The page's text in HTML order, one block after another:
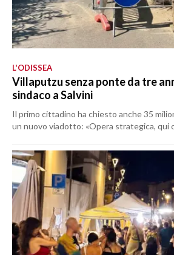
L'ODISSEA
Villaputzu senza ponte da tre
sindaco a Salvini
Il primo cittadino ha chiesto anche 35
un nuovo viadotto: «Opera strategica, qui